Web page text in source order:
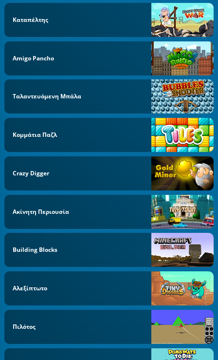
Καταπέλτης
Amigo Pancho
Ταλαντευόμενη Μπάλα
Κομμάτια Παζλ
Crazy Digger
Ακίνητη Περιουσία
Building Blocks
Αλεξίπτωτο
Πιλότος